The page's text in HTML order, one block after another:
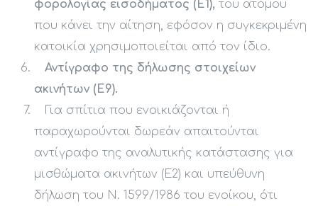
φορολογίας εισοδήματος (Ε1), του ατόμου
που κάνει την αίτηση, εφόσον η συγκεκριμένη
κατοικία χρησιμοποιείται από τον ίδιο.
Αντίγραφο της δήλωσης στοιχείων
ακινήτων (Ε9).
Για σπίτια που ενοικιάζονται ή
παραχωρούνται δωρεάν απαιτούνται
αντίγραφο της αναλυτικής κατάστασης για
μισθώματα ακινήτων (Ε2) και υπεύθυνη
δήλωση του Ν. 1599/1986 του ενοίκου, ότι